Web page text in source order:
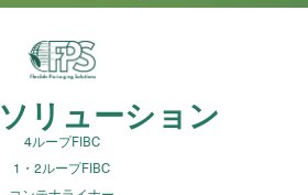
リューション
4ループFIBC
1・2ループFIBC